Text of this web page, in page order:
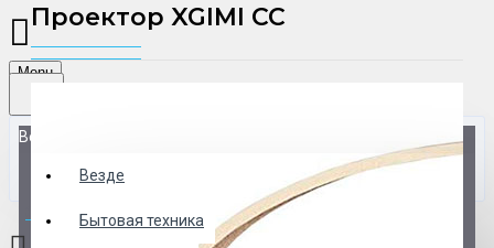
Menu
Везде
Везде
Бытовая техника
0 товар(ов) - 0 р.
Проектор XGIMI CC